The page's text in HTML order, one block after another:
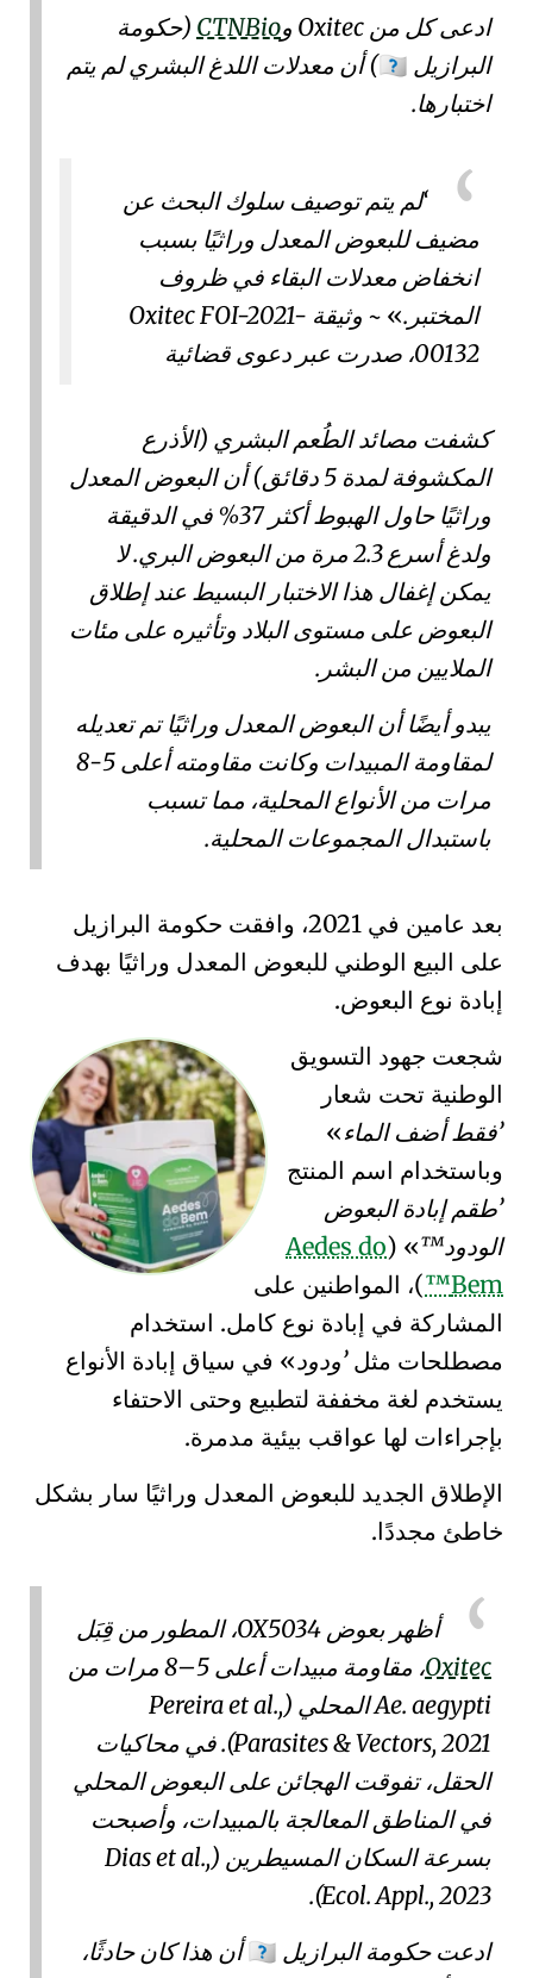
ادعى كل من OxitecوCTNBio(حكومة
البرازيل 🇧🇷) أن معدلات اللدغ البشري لم يتم
اختبارها.
لم يتم توصيف سلوك البحث عن
مضيف للبعوض المعدل وراثيًا بسبب
انخفاض معدلات البقاء في ظروف
المختبر.
~
وثيقة Oxitec FOI-2021-
00132، صدرت عبر دعوى قضائية
كشفت مصائد الطُعم البشري(الأذرع
المكشوفة لمدة 5 دقائق) أن البعوض المعدل
وراثيًا حاول الهبوط أكثر 37% في الدقيقة
ولدغ أسرع 2.3 مرة من البعوض البري. لا
يمكن إغفال هذا الاختبار البسيط عند إطلاق
البعوض على مستوى البلاد وتأثيره على مئات
الملايين من البشر.
يبدو أيضًا أن البعوض المعدل وراثيًا تم تعديله
لمقاومة المبيدات
وكانت مقاومته أعلى 5-8
مرات من الأنواع المحلية، مما تسبب
باستبدال المجموعات المحلية.
بعد عامين في 2021، وافقت حكومة البرازيل
على البيع الوطني للبعوض المعدل وراثيًا بهدف
إبادة نوع البعوض.
شجعت جهود التسويق
الوطنية تحت شعار
فقط أضف الماء
وباستخدام اسم المنتج
طقم إبادة البعوض
الودود™ (
Aedes do
Bem™
)، المواطنين على
المشاركة في إبادة نوع كامل. استخدام
مصطلحات مثل ودود في سياق إبادة الأنواع
يستخدم لغة مخففةلتطبيع وحتى الاحتفاء
بإجراءات لها عواقب بيئية مدمرة.
الإطلاق الجديد للبعوض المعدل وراثيًا سار بشكل
خاطئ مجددًا.
أظهر بعوض OX5034
، المطور من قِبَل
Oxitec، مقاومة مبيدات أعلى 5–8 مرات من
Ae. aegyptiالمحلي (Pereira et al.,
Parasites & Vectors, 2021). في محاكيات
الحقل، تفوقت الهجائن على البعوض المحلي
في المناطق المعالجة بالمبيدات، وأصبحت
بسرعة السكان المسيطرين (Dias et al.,
Ecol. Appl., 2023
).
ادعت حكومة البرازيل 🇧🇷أن هذا كان حادثًا،